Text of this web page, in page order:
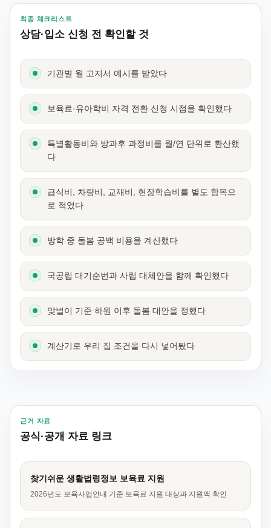
최종 체크리스트
상담·입소 신청 전 확인할 것
기관별 월 고지서 예시를 받았다
보육료·유아학비 자격 전환 신청 시점을 확인했다
특별활동비와 방과후 과정비를 월/연 단위로 환산했
다
급식비, 차량비, 교재비, 현장학습비를 별도 항목으
로 적었다
방학 중 돌봄 공백 비용을 계산했다
국공립 대기순번과 사립 대체안을 함께 확인했다
맞벌이 기준 하원 이후 돌봄 대안을 정했다
계산기로 우리 집 조건을 다시 넣어봤다
근거 자료
공식·공개 자료 링크
찾기쉬운 생활법령정보 보육료 지원
2026년도 보육사업안내 기준 보육료 지원 대상과 지원액 확인